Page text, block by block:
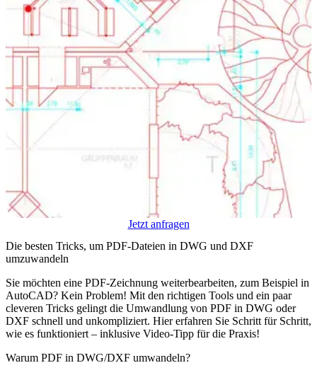
Jetzt anfragen
Die besten Tricks, um PDF-Dateien in DWG und DXF
umzuwandeln
Sie möchten eine PDF-Zeichnung weiterbearbeiten, zum Beispiel in
AutoCAD? Kein Problem! Mit den richtigen Tools und ein paar
cleveren Tricks gelingt die Umwandlung von PDF in DWG oder
DXF schnell und unkompliziert. Hier erfahren Sie Schritt für Schritt,
wie es funktioniert – inklusive Video-Tipp für die Praxis!
Warum PDF in DWG/DXF umwandeln?